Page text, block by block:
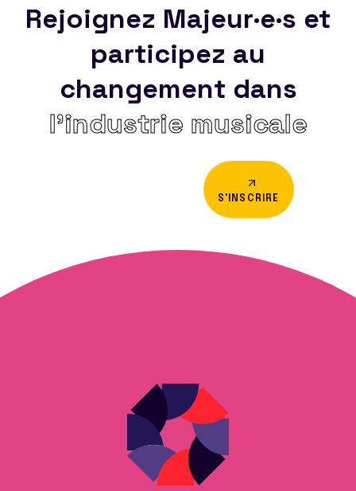
Rejoignez Majeur·e·s et
participez au
changement dans
l’industrie musicale
S'INSCRIRE